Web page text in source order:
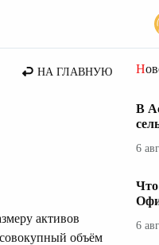
НА ГЛАВНУЮ
активов
объём
В
6
Что
6